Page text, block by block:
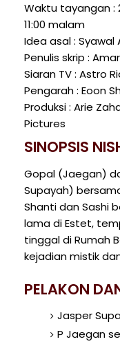
Waktu tayangan :
11:00 malam
Idea asal : Syawal
Penulis skrip :
Siaran TV : Astro
Pengarah : Eoon
Produksi : Arie
Pictures
SINOPSIS
Gopal (Jaegan)
Supayah)
Shanti dan Sashi
lama di Estet,
tinggal di Rumah
kejadian mistik
PELAKON
Jasper
P Jaegan